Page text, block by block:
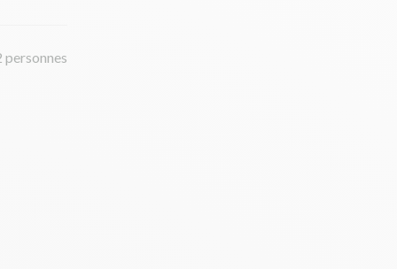
personnes